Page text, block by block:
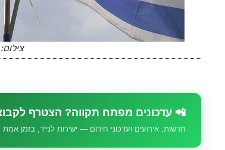
צילום: pixabay
📲 עדכונים מפתח תקווה? הצטרף
חדשות, אירועים ועדכוני חירום — ישירות לנייד, בזמן אמת